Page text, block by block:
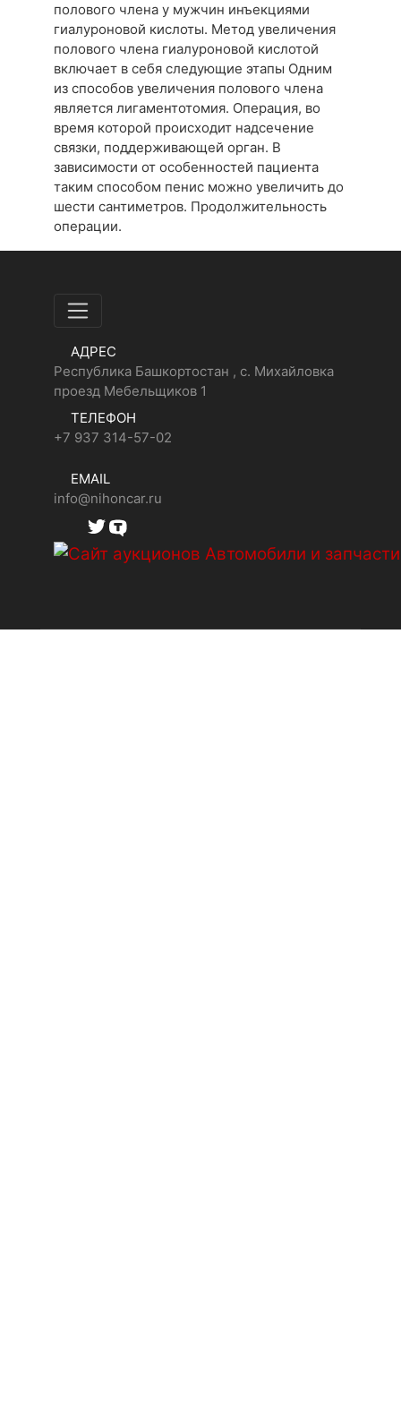
полового члена у мужчин инъекциями
гиалуроновой кислоты. Метод увеличения
полового члена гиалуроновой кислотой
включает в себя следующие этапы Одним
из способов увеличения полового члена
является лигаментотомия. Операция, во
время которой происходит надсечение
связки, поддерживающей орган. В
зависимости от особенностей пациента
таким способом пенис можно увеличить до
шести сантиметров. Продолжительность
операции.
АДРЕС
Республика Башкортостан , с. Михайловка
проезд Мебельщиков 1
ТЕЛЕФОН
+7 937 314-57-02
EMAIL
info@nihoncar.ru